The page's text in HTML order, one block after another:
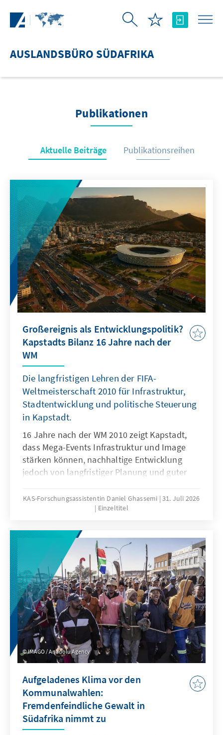
AUSLANDSBÜRO SÜDAFRIKA
Publikationen
Aktuelle Beiträge Publikationsreihen
Großereignis als Entwicklungspolitik?
Kapstadts Bilanz 16 Jahre nach der
WM
Die langfristigen Lehren der FIFA-
Weltmeisterschaft 2010 für Infrastruktur,
Stadtentwicklung und politische Steuerung
in Kapstadt.
16 Jahre nach der WM 2010 zeigt Kapstadt,
dass Mega-Events Infrastruktur und Image
stärken können, nachhaltige Entwicklung
jedoch von langfristiger Planung und guter
KAS-Forschungsassistentin Daniel Ghassemi 31. Juli 2026
Einzeltitel
IMAGO / Anadolu Agency
Aufgeladenes Klima vor den
Kommunalwahlen:
Fremdenfeindliche Gewalt in
Südafrika nimmt zu